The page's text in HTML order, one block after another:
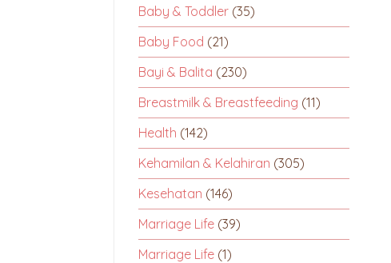
Baby & Toddler (35)
Baby Food (21)
Bayi & Balita (230)
Breastmilk & Breastfeeding (11)
Health (142)
Kehamilan & Kelahiran (305)
Kesehatan (146)
Marriage Life (39)
Marriage Life (1)